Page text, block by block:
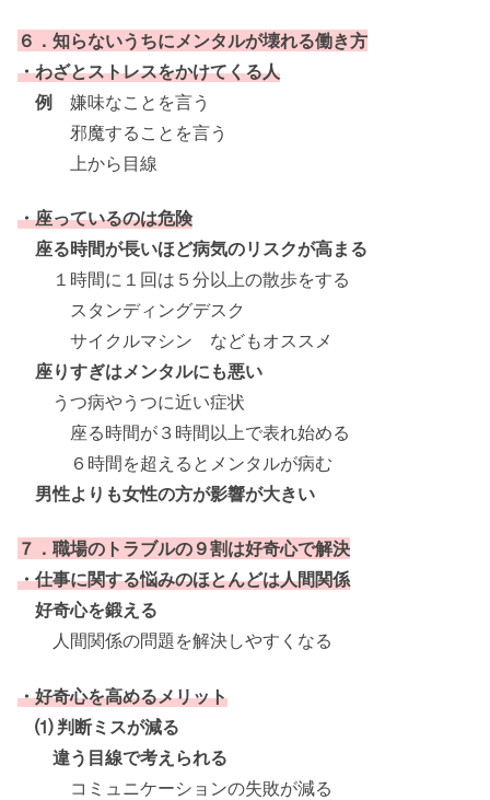
６．知らないうちにメンタルが壊れる働き方
・わざとストレスをかけてくる人
例 嫌味なことを言う
邪魔することを言う
上から目線
・座っているのは危険
座る時間が長いほど病気のリスクが高まる
１時間に１回は５分以上の散歩をする
スタンディングデスク
サイクルマシン などもオススメ
座りすぎはメンタルにも悪い
うつ病やうつに近い症状
座る時間が３時間以上で表れ始める
６時間を超えるとメンタルが病む
男性よりも女性の方が影響が大きい
７．職場のトラブルの９割は好奇心で解決
・仕事に関する悩みのほとんどは人間関係
好奇心を鍛える
人間関係の問題を解決しやすくなる
・好奇心を高めるメリット
⑴ 判断ミスが減る
違う目線で考えられる
コミュニケーションの失敗が減る